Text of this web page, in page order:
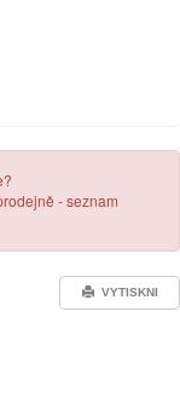
- seznam
VYTISKNI